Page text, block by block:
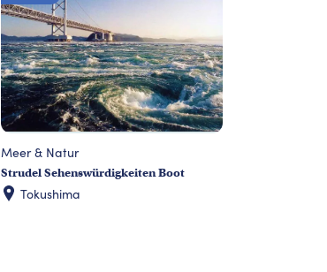
Meer & Natur
Strudel Sehenswürdigkeiten Boot
Tokushima